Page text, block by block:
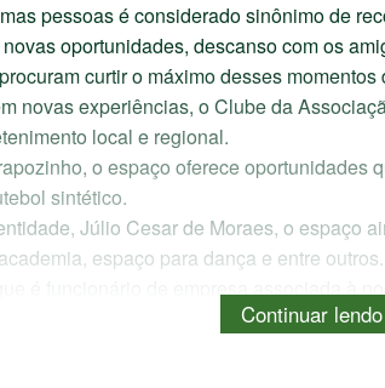
pessoas é considerado sinônimo de
oportunidades, descanso com os
curtir o máximo desses
novas experiências, o Clube da
local e regional.
o espaço oferece oportunidades
sintético.
Júlio Cesar de Moraes, o espaço
espaço para dança e entre outros.
é funcionário de empresa associada à
para curtir melhor a estação mais